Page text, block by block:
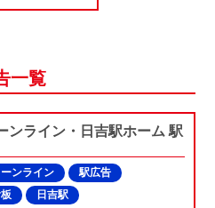
一覧
ンライン・日吉駅ホーム 駅
ンライン
駅広告
日吉駅